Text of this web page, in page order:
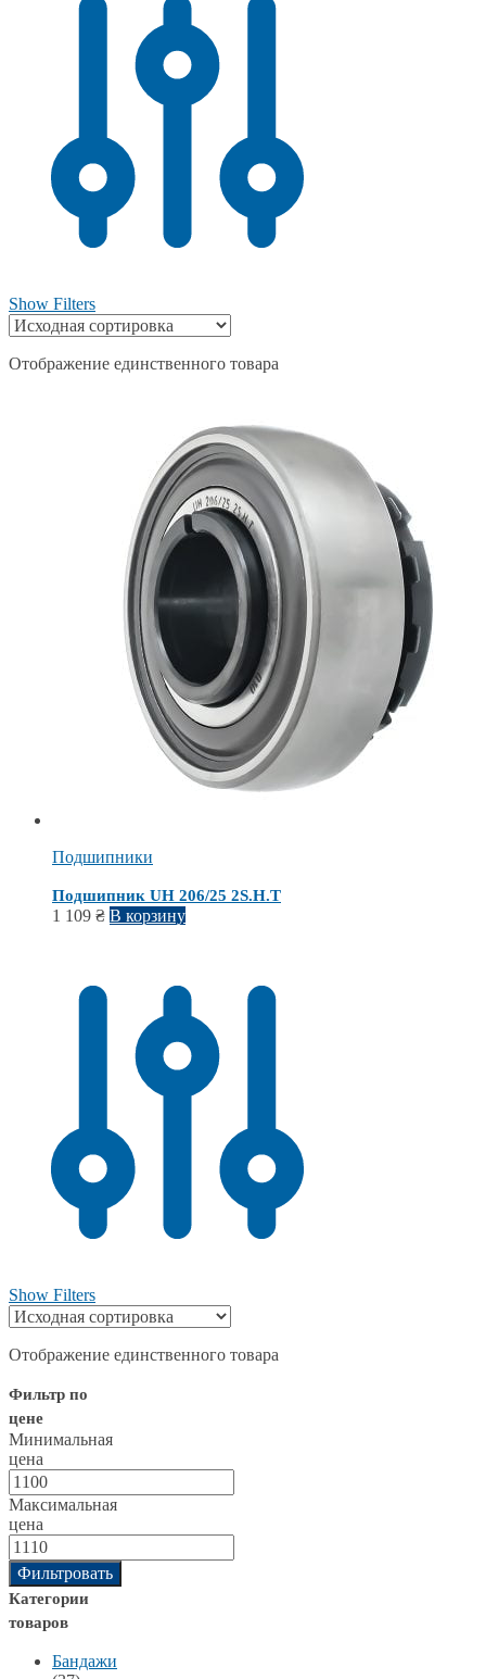
Show Filters
Отображение единственного товара
Подшипники
Подшипник UH 206/25 2S.H.T
1 109 ₴ В корзину
Show Filters
Отображение единственного товара
Фильтр по
цене
Минимальная
цена
Максимальная
цена
Фильтровать
Категории
товаров
Бандажи